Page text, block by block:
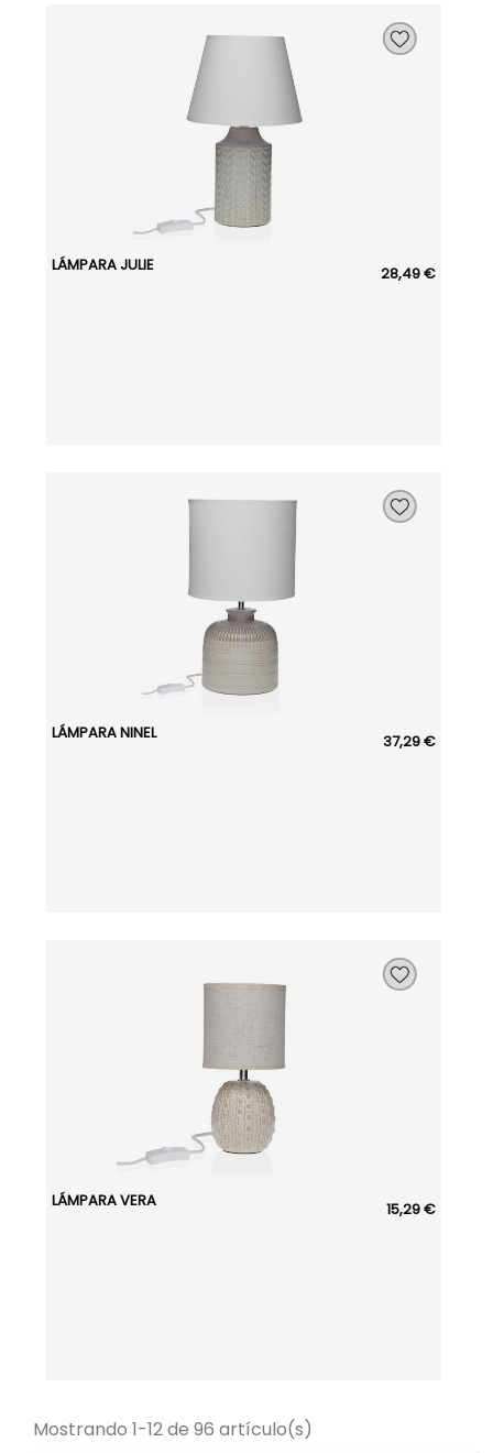
LÁMPARA JULIE 28,49 €
LÁMPARA NINEL 37,29 €
LÁMPARA VERA 15,29 €
Mostrando 1-12 de 96 artículo(s)